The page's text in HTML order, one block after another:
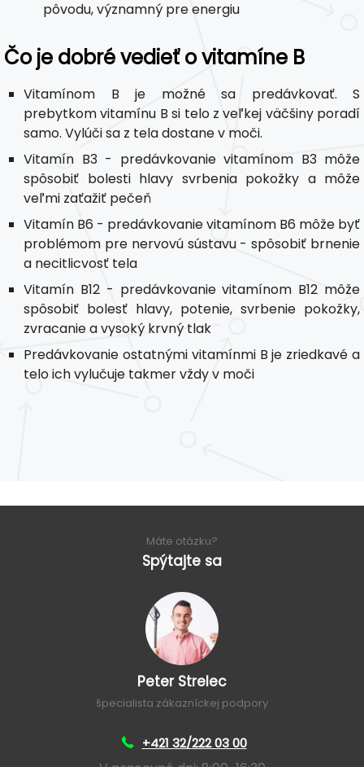
pôvodu, významný pre energiu
Čo je dobré vedieť o vitamíne B
Vitamínom B je možné sa predávkovať. S
prebytkom vitamínu B si telo z veľkej väčšiny poradí
samo. Vylúči sa z tela dostane v moči.
Vitamín B3 - predávkovanie vitamínom B3 môže
spôsobiť bolesti hlavy svrbenia pokožky a môže
veľmi zaťažiť pečeň
Vitamín B6 - predávkovanie vitamínom B6 môže byť
problémom pre nervovú sústavu - spôsobiť brnenie
a necitlicvosť tela
Vitamín B12 - predávkovanie vitamínom B12 môže
spôsobiť bolesť hlavy, potenie, svrbenie pokožky,
zvracanie a vysoký krvný tlak
Predávkovanie ostatnými vitamínmi B je zriedkavé a
telo ich vylučuje takmer vždy v moči
Máte otázku?
Spýtajte sa
Peter Strelec
špecialista zákazníckej podpory
+421 32/222 03 00